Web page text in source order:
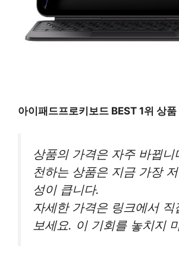
아이패드프로키보드 BEST 1위 상품
상품의 가격은 자주 바뀝니
천하는 상품은 지금 가장
성이 큽니다.
자세한 가격은 링크에서 직
보세요. 이 기회를 놓치지